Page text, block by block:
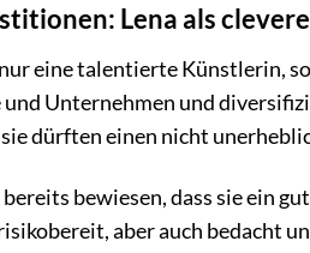
Lena als
eine talentierte Künstlerin,
Unternehmen und
dürften einen nicht
bewiesen, dass sie ein
aber auch bedacht